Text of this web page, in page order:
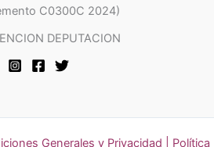
C0300C 2024)
Generales y Privacidad Política